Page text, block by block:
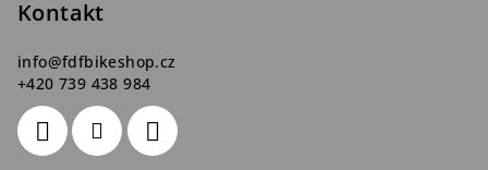
Kontakt
info@fdfbikeshop.cz
+420 739 438 984